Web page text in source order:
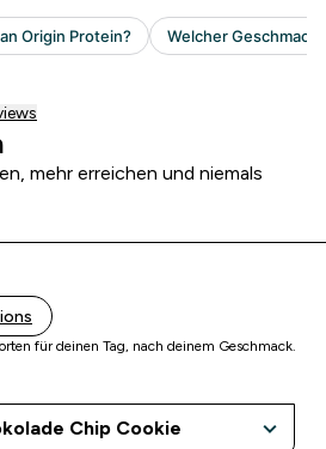
reviews
mehr erreichen und niemals
für deinen Tag, nach deinem Geschmack.